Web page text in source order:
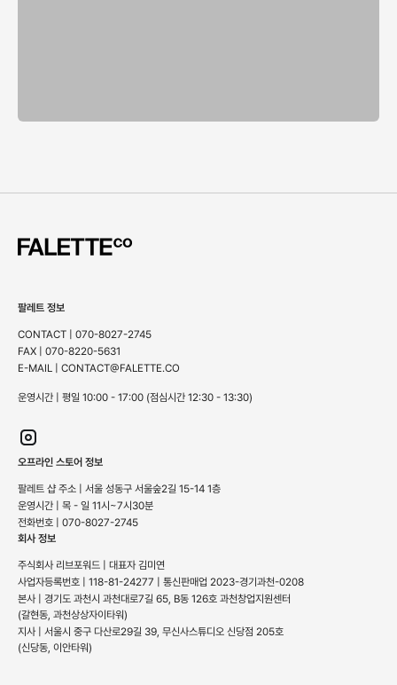
팔레트 정보
CONTACT | 070-8027-2745
FAX | 070-8220-5631
E-MAIL | CONTACT@FALETTE.CO
운영시간 | 평일 10:00 - 17:00 (점심시간 12:30 - 13:30)
오프라인 스토어 정보
팔레트 샵 주소 | 서울 성동구 서울숲2길 15-14 1층
운영시간 | 목 - 일 11시~7시30분
전화번호 | 070-8027-2745
회사 정보
주식회사 리브포워드 | 대표자 김미연
사업자등록번호 | 118-81-24277 | 통신판매업 2023-경기과천-0208
본사 | 경기도 과천시 과천대로7길 65, B동 126호 과천창업지원센터
(갈현동, 과천상상자이타워)
지사 | 서울시 중구 다산로29길 39, 무신사스튜디오 신당점 205호
(신당동, 이안타워)